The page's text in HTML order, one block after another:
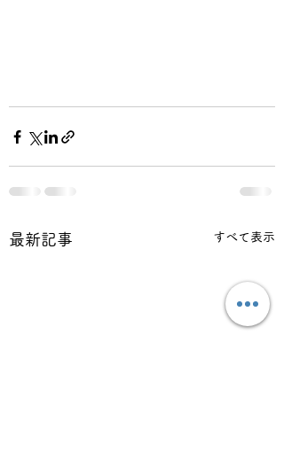
最新記事 すべて表示